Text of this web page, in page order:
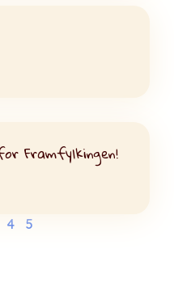
Framfylkingen!
4 5